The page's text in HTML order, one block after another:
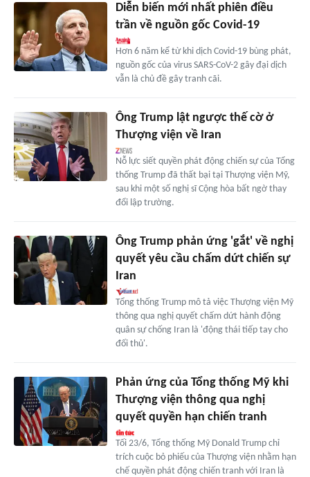
Diễn biến mới nhất phiên điều
trần về nguồn gốc Covid-19
Hơn 6 năm kể từ khi dịch Covid-19 bùng phát,
nguồn gốc của virus SARS-CoV-2 gây đại dịch
vẫn là chủ đề gây tranh cãi.
Ông Trump lật ngược thế cờ ở
Thượng viện về Iran
Nỗ lực siết quyền phát động chiến sự của Tổng
thống Trump đã thất bại tại Thượng viện Mỹ,
sau khi một số nghị sĩ Cộng hòa bất ngờ thay
đổi lập trường.
Ông Trump phản ứng 'gắt' về nghị
quyết yêu cầu chấm dứt chiến sự
Iran
Tổng thống Trump mô tả việc Thượng viện Mỹ
thông qua nghị quyết chấm dứt hành động
quân sự chống Iran là 'động thái tiếp tay cho
đối thủ'.
Phản ứng của Tổng thống Mỹ khi
Thượng viện thông qua nghị
quyết quyền hạn chiến tranh
Tối 23/6, Tổng thống Mỹ Donald Trump chỉ
trích cuộc bỏ phiếu của Thượng viện nhằm hạn
chế quyền phát động chiến tranh với Iran là